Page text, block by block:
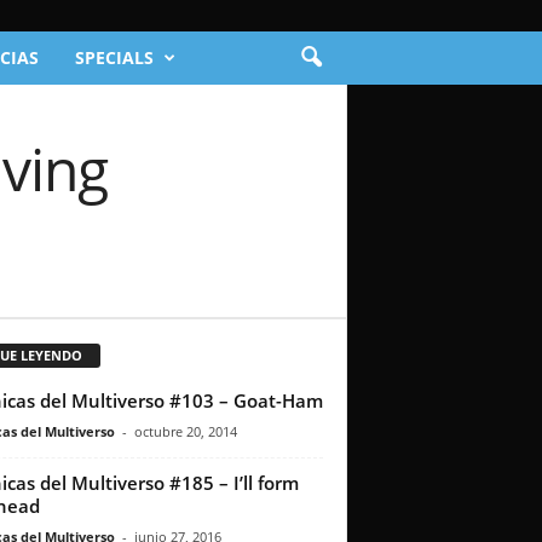
SPECIALS
LEYENDO
del Multiverso #103 – Goat-Ham
del Multiverso - octubre 20, 2014
del Multiverso #185 – I’ll form
del Multiverso - junio 27, 2016